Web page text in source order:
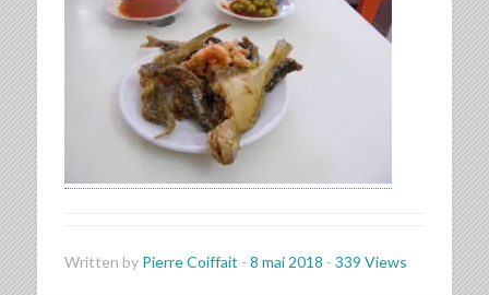
Written by Pierre Coiffait - 8 mai 2018 - 339 Views